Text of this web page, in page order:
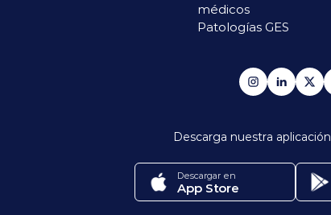
médicos
Patologías GES
Descarga nuestra aplicación
Descargar en
App Store